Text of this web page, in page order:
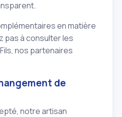
en matière
pas à consulter les
nos partenaires
de
notre artisan